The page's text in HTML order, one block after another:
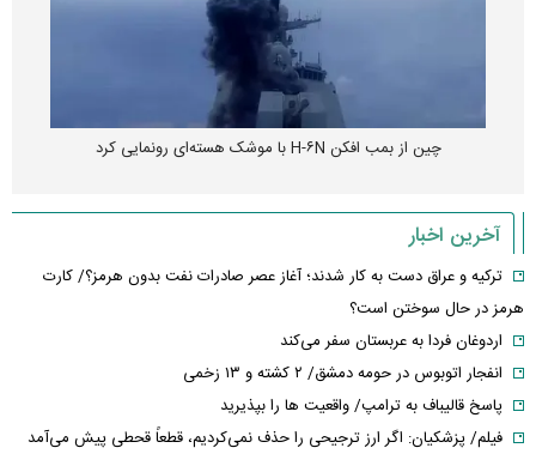
چین از بمب افکن H-۶N با موشک هسته‌ای رونمایی کرد
آخرین اخبار
ترکیه و عراق دست به کار شدند؛ آغاز عصر صادرات نفت بدون هرمز؟/ کارت
هرمز در حال سوختن است؟
اردوغان فردا به عربستان سفر می‌کند
انفجار اتوبوس در حومه دمشق/ ۲ کشته و ۱۳ زخمی
پاسخ قالیباف به ترامپ/ واقعیت ها را بپذیرید
فیلم/ پزشکیان: اگر ارز ترجیحی را حذف نمی‌کردیم، قطعاً قحطی پیش می‌آمد